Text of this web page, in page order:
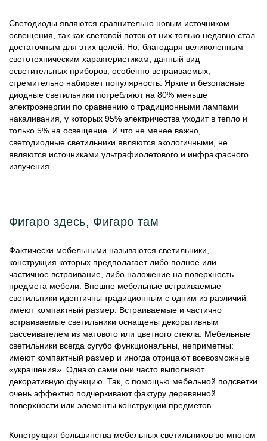
Светодиоды являются сравнительно новым источником
освещения, так как световой поток от них только недавно стал
достаточным для этих целей. Но, благодаря великолепным
светотехническим характеристикам, данный вид
осветительных приборов, особенно встраиваемых,
стремительно набирает популярность. Яркие и безопасные
диодные светильники потребляют на 80% меньше
электроэнергии по сравнению с традиционными лампами
накаливания, у которых 95% электричества уходит в тепло и
только 5% на освещение. И что не менее важно,
светодиодные светильники являются экологичными, не
являются источниками ультрафиолетового и инфракрасного
излучения.
Фигаро здесь, Фигаро там
Фактически мебельными называются светильники,
конструкция которых предполагает либо полное или
частичное встраивание, либо наложение на поверхность
предмета мебели. Внешне мебельные встраиваемые
светильники идентичны традиционным с одним из различий —
имеют компактный размер. Встраиваемые и частично
встраиваемые светильники оснащены декоративным
рассеивателем из матового или цветного стекла. Мебельные
светильники всегда сугубо функциональны, неприметны:
имеют компактный размер и иногда отрицают всевозможные
«украшения». Однако сами они часто выполняют
декоративную функцию. Так, с помощью мебельной подсветки
очень эффектно подчеркивают фактуру деревянной
поверхности или элементы конструкции предметов.
Конструкция большинства мебельных светильников во многом